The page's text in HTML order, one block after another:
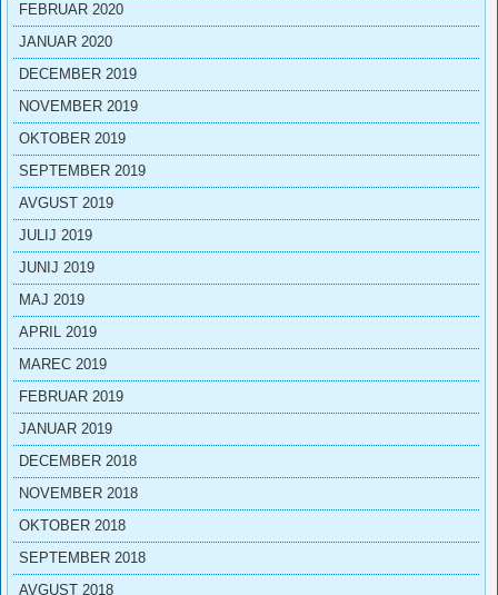
FEBRUAR 2020
JANUAR 2020
DECEMBER 2019
NOVEMBER 2019
OKTOBER 2019
SEPTEMBER 2019
AVGUST 2019
JULIJ 2019
JUNIJ 2019
MAJ 2019
APRIL 2019
MAREC 2019
FEBRUAR 2019
JANUAR 2019
DECEMBER 2018
NOVEMBER 2018
OKTOBER 2018
SEPTEMBER 2018
AVGUST 2018